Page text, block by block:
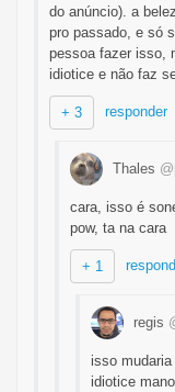
do anúncio). a
pro passado, e só
pessoa fazer isso,
idiotice e não faz
+ 3 responder
Thales
cara, isso é
pow, ta na cara
+ 1
regis
isso
idiotice